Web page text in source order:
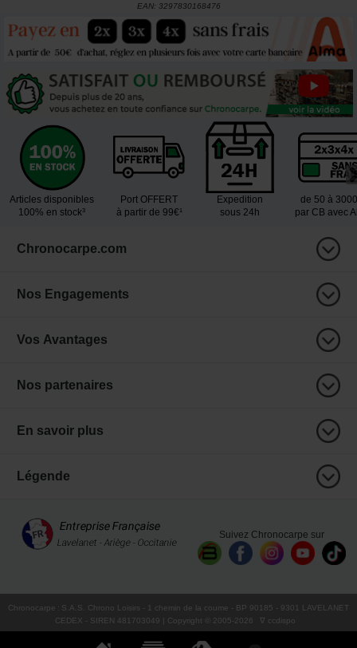
EAN: 3297830168476
Articles disponibles
100% en stock³
Port OFFERT
à partir de 99€¹
Expedition
sous 24h
de 50 à
par CB avec
Chronocarpe.com
Nos Engagements
Vos Avantages
Nos partenaires
En savoir plus
Légende
Suivez Chronocarpe sur
Chronocarpe : S.A.S. Chrono Loisirs - 1 chemin de la coume - BP 90185 - 9301 LAVELANET
CEDEX - SIREN 481703049 | Copyright © 2005-2026 ∇ ccdispo